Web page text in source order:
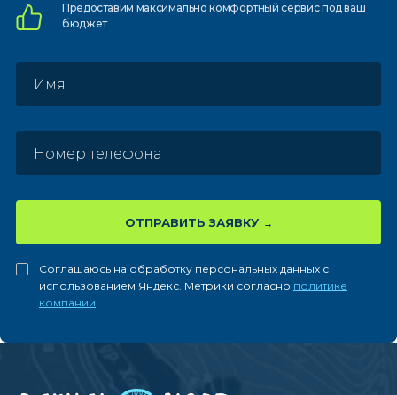
Предоставим максимально комфортныйсервис под ваш
бюджет
ОТПРАВИТЬ ЗАЯВКУ
Соглашаюсь на обработку персональных данных с
использованием Яндекс. Метрики согласно политике
компании